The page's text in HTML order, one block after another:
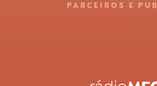
PARCEIROS E